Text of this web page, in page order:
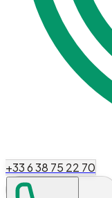
+33 6 38 75 22 70